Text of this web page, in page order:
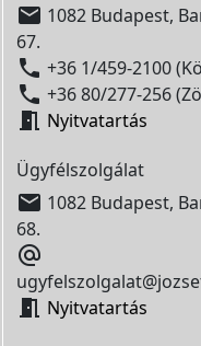
 1082 Budapest,
67.
 +36 1/459-2100
 +36 80/277-256
 Nyitvatartás
Ügyfélszolgálat
 1082 Budapest,
68.

 Nyitvatartás